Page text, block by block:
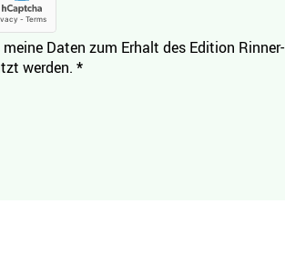
Daten zum Erhalt des Edition Rinner-
werden. *